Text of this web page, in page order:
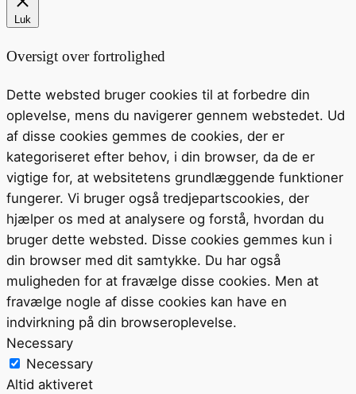
Luk
Oversigt over fortrolighed
Dette websted bruger cookies til at forbedre din
oplevelse, mens du navigerer gennem webstedet. Ud
af disse cookies gemmes de cookies, der er
kategoriseret efter behov, i din browser, da de er
vigtige for, at websitetens grundlæggende funktioner
fungerer. Vi bruger også tredjepartscookies, der
hjælper os med at analysere og forstå, hvordan du
bruger dette websted. Disse cookies gemmes kun i
din browser med dit samtykke. Du har også
muligheden for at fravælge disse cookies. Men at
fravælge nogle af disse cookies kan have en
indvirkning på din browseroplevelse.
Necessary
Necessary
Altid aktiveret